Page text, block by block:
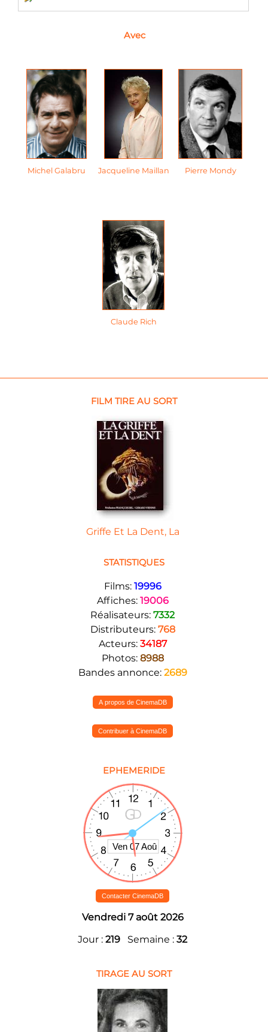
Avec
Michel Galabru Jacqueline Maillan Pierre Mondy
Claude Rich
FILM TIRE AU SORT
Griffe Et La Dent, La
STATISTIQUES
Films: 19996
Affiches: 19006
Réalisateurs: 7332
Distributeurs: 768
Acteurs: 34187
Photos: 8988
Bandes annonce: 2689
A propos de CinemaDB
Contribuer à CinemaDB
EPHEMERIDE
Contacter CinemaDB
Vendredi 7 août 2026
Jour : 219 Semaine : 32
TIRAGE AU SORT